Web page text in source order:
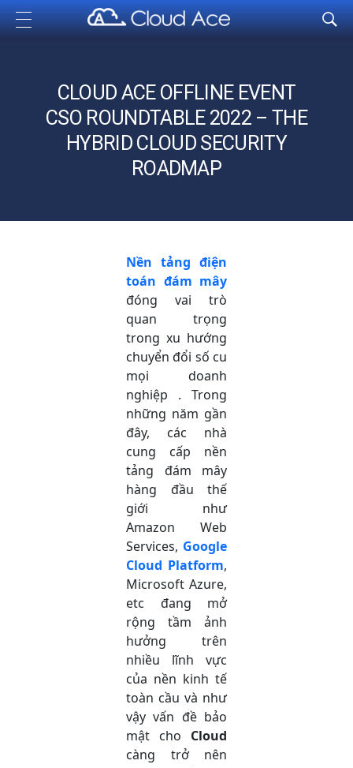
Cloud Ace
Nhà cung cấp giải pháp trên GCP cho doanh nghiệp
CLOUD ACE OFFLINE EVENT
CSO ROUNDTABLE 2022 – THE
HYBRID CLOUD SECURITY
ROADMAP
Nền tảng điện
toán đám mây
đóng vai trò
quan trọng
trong xu hướng
chuyển đổi số cu
mọi doanh
nghiệp . Trong
những năm gần
đây, các nhà
cung cấp nền
tảng đám mây
hàng đầu thế
giới như
Amazon Web
Services, Google
Cloud Platform,
Microsoft Azure,
etc đang mở
rộng tầm ảnh
hưởng trên
nhiều lĩnh vực
của nền kinh tế
toàn cầu và như
vậy vấn đề bảo
mật cho Cloud
càng trở nên